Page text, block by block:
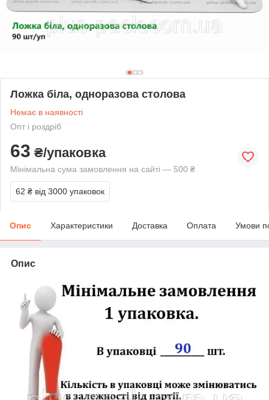
Ложка біла, одноразова столова
Немає в наявності
Опт і роздріб
63 ₴/упаковка
Мінімальна сума замовлення на сайті — 500 ₴
62 ₴ від 3000 упаковок
Опис Характеристики Доставка Оплата Умови
Опис